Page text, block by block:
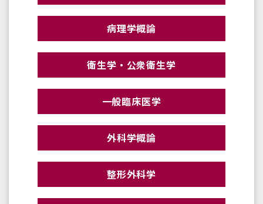
病理学概論
衛生学・公衆衛生学
一般臨床医学
外科学概論
整形外科学